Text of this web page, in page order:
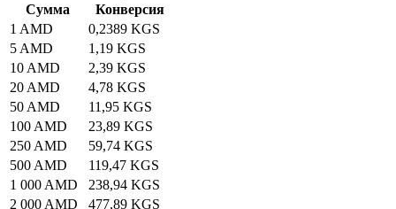
Сумма
Конверсия
1 AMD
0,2389 KGS
5 AMD
1,19 KGS
10 AMD
2,39 KGS
20 AMD
4,78 KGS
50 AMD
11,95 KGS
100 AMD
23,89 KGS
250 AMD
59,74 KGS
500 AMD
119,47 KGS
1 000 AMD
238,94 KGS
2 000 AMD
477,89 KGS